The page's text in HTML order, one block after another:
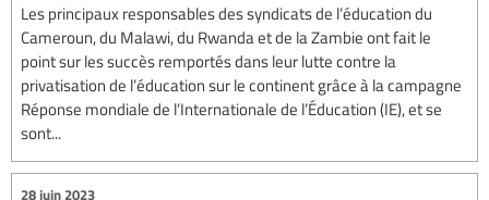
Les principaux responsables des syndicats de l’éducation du
Cameroun, du Malawi, du Rwanda et de la Zambie ont fait le
point sur les succès remportés dans leur lutte contre la
privatisation de l’éducation sur le continent grâce à la campagne
Réponse mondiale de l’Internationale de l’Éducation (IE), et se
sont...
28 juin 2023